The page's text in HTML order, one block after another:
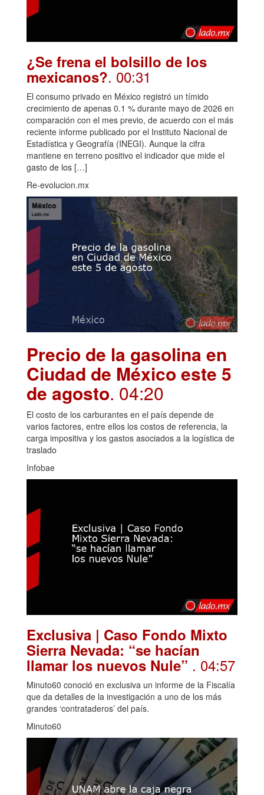
¿Se frena el bolsillo de los
mexicanos?. 00:31
El consumo privado en México registró un tímido
crecimiento de apenas 0.1 % durante mayo de 2026 en
comparación con el mes previo, de acuerdo con el más
reciente informe publicado por el Instituto Nacional de
Estadística y Geografía (INEGI). Aunque la cifra
mantiene en terreno positivo el indicador que mide el
gasto de los […]
Re-evolucion.mx
Precio de la gasolina en
Ciudad de México este 5
de agosto. 04:20
El costo de los carburantes en el país depende de
varios factores, entre ellos los costos de referencia, la
carga impositiva y los gastos asociados a la logística de
traslado
Infobae
Exclusiva | Caso Fondo Mixto
Sierra Nevada: “se hacían
llamar los nuevos Nule” . 04:57
Minuto60 conoció en exclusiva un informe de la Fiscalía
que da detalles de la investigación a uno de los más
grandes ‘contrataderos’ del país.
Minuto60